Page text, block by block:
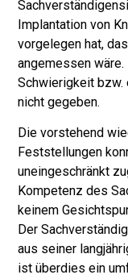
Implantation von
vorgelegen hat,
angemessen
Schwierigkeit bzw.
nicht gegeben.
Die vorstehend
Feststellungen
uneingeschränkt
Kompetenz des
keinem
Der
aus seiner
ist überdies ein